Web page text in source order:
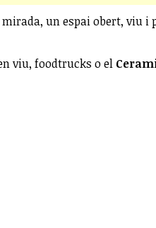
un espai obert, viu
viu, foodtrucks o el